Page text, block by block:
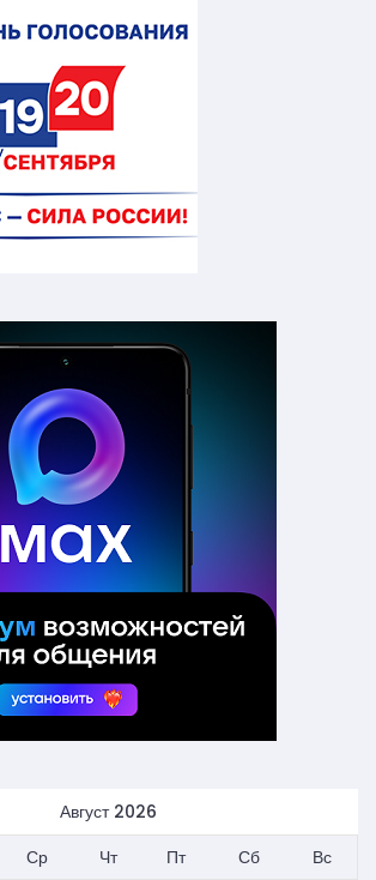
Август 2026
Ср Чт Пт Сб
Вс